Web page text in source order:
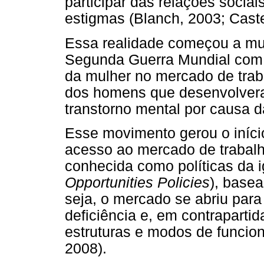
estigmas (Blanch, 2003;
Essa realidade começou a
Segunda Guerra Mundial
da mulher no mercado de
dos homens que
transtorno mental por causa
Esse movimento gerou o
acesso ao mercado de
conhecida como políticas da
Opportunities Policies),
seja, o mercado se abriu
deficiência e, em
estruturas e modos de
2008).